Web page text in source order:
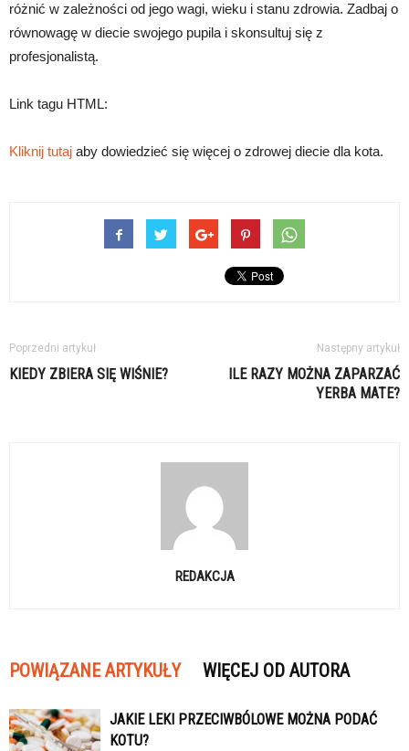
różnić w zależności od jego wagi, wieku i stanu zdrowia. Zadbaj o
równowagę w diecie swojego pupila i skonsultuj się z
profesjonalistą.
Link tagu HTML:
Kliknij tutaj aby dowiedzieć się więcej o zdrowej diecie dla kota.
Poprzedni artykuł
KIEDY ZBIERA SIĘ WIŚNIE?
Następny artykuł
ILE RAZY MOŻNA ZAPARZAĆ
YERBA MATE?
REDAKCJA
POWIĄZANE ARTYKUŁY WIĘCEJ OD AUTORA
JAKIE LEKI PRZECIWBÓLOWE MOŻNA PODAĆ
KOTU?